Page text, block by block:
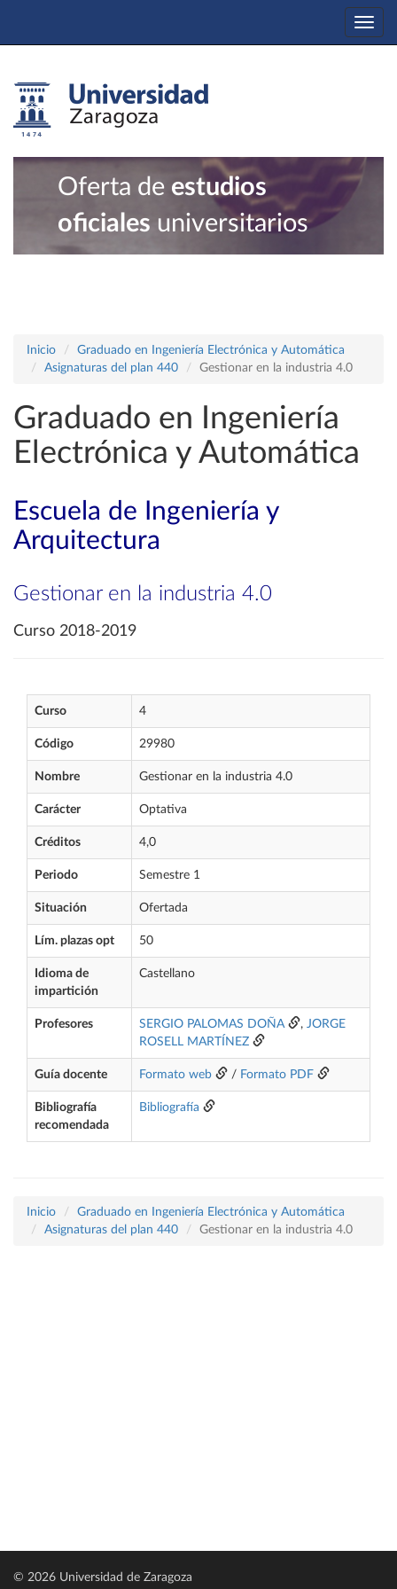
Oferta de estudios
oficiales universitarios
Inicio
Graduado en Ingeniería Electrónica y Automática
Asignaturas del plan 440
Gestionar en la industria 4.0
Graduado en Ingeniería
Electrónica y Automática
Escuela de Ingeniería y
Arquitectura
Gestionar en la industria 4.0
Curso 2018-2019
Curso 4
Código 29980
Nombre Gestionar en la industria 4.0
Carácter Optativa
Créditos 4,0
Periodo Semestre 1
Situación Ofertada
Lím. plazas opt 50
Idioma de
impartición
Castellano
Profesores SERGIO PALOMAS DOÑA , JORGE
ROSELL MARTÍNEZ
Guía docente Formato web / Formato PDF
Bibliografía
recomendada
Bibliografía
Inicio
Graduado en Ingeniería Electrónica y Automática
Asignaturas del plan 440
Gestionar en la industria 4.0
© 2026 Universidad de Zaragoza